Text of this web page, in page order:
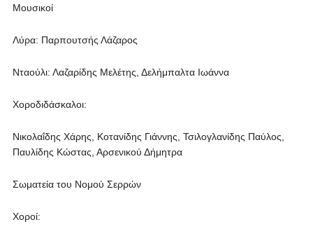
Μουσικοί
Λύρα: Παρπουτσής Λάζαρος
Νταούλι: Λαζαρίδης Μελέτης, Δελήμπαλτα Ιωάννα
Χοροδιδάσκαλοι:
Νικολαΐδης Χάρης, Κοτανίδης Γιάννης, Τσιλογλανίδης Παύλος,
Παυλίδης Κώστας, Αρσενικού Δήμητρα
Σωματεία του Νομού Σερρών
Χοροί: